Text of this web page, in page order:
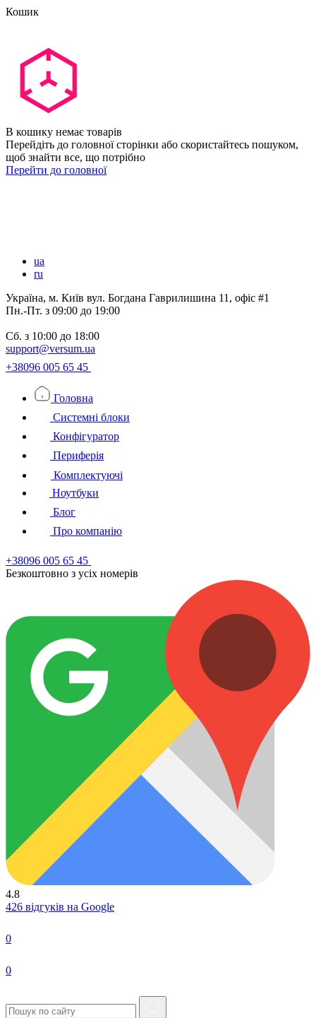
Кошик
В кошику немає товарів
Перейдіть до головної сторінки або скористайтесь пошуком,
щоб знайти все, що потрібно
Перейти до головної
ua
ru
Україна, м. Київ вул. Богдана Гаврилишина 11, офіс #1
Пн.-Пт. з 09:00 до 19:00
Сб. з 10:00 до 18:00
support@versum.ua
+38096 005 65 45
Головна
Системні блоки
Конфігуратор
Периферія
Комплектуючі
Ноутбуки
Блог
Про компанію
+38096 005 65 45
Безкоштовно з усiх номерiв
4.8
426 відгуків на Google
0
0